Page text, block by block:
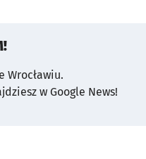
Wrocławiu.
w Google News!